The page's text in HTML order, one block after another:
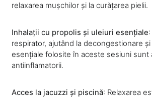
relaxarea mușchilor și la curățarea pielii.
Inhalații cu propolis și uleiuri esențiale
respirator, ajutând la decongestionare
esențiale folosite în aceste sesiuni
antiinflamatorii.
Acces la jacuzzi și piscină: Relaxarea